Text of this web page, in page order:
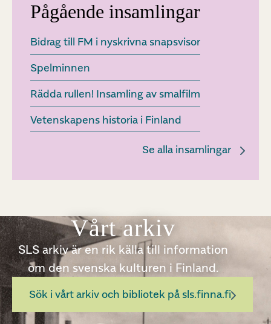
Pågående insamlingar
Bidrag till FM i nyskrivna snapsvisor
Spelminnen
Rädda rullen! Insamling av smalfilm
Vetenskapens historia i Finland
Se alla insamlingar
Vårt arkiv
SLS arkiv är en rik källa till information
om den svenska kulturen i Finland.
Sök i vårt arkiv och bibliotek på sls.finna.fi